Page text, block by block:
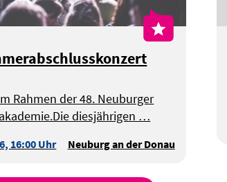
Rahmen der 48. Neuburger
diesjährigen …
16:00 Uhr Neuburg an der Donau